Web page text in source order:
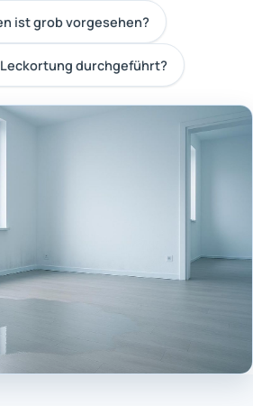
ist grob vorgesehen?
durchgeführt?